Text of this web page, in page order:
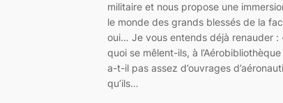
militaire et nous propose une
le monde des grands blessés de la
oui… Je vous entends déjà renauder :
quoi se mêlent-ils, à l’Aérobibliothèque
a-t-il pas assez d’ouvrages
qu’ils…